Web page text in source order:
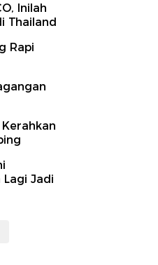
Inilah
Thailand
Rapi
Lagi Jadi